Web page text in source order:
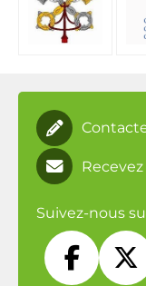
Suivez-nous
 